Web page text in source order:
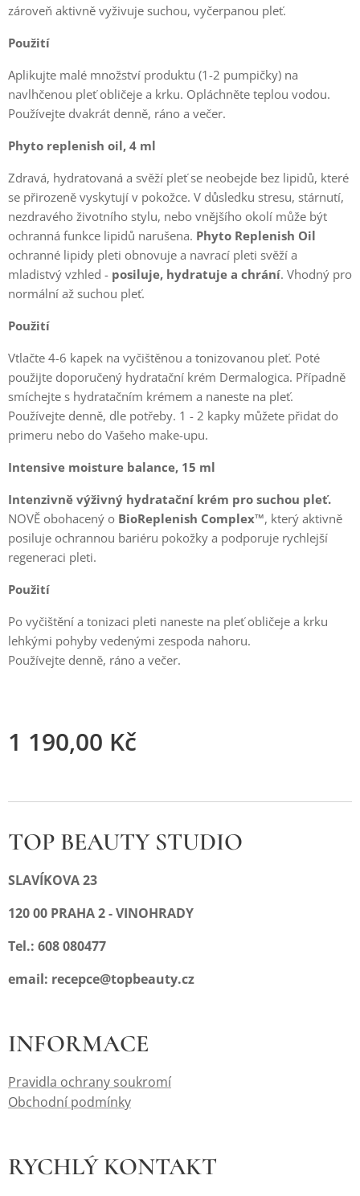
zároveň aktivně vyživuje suchou, vyčerpanou pleť.
Použití
Aplikujte malé množství produktu (1-2 pumpičky) na
navlhčenou pleť obličeje a krku. Opláchněte teplou vodou.
Používejte dvakrát denně, ráno a večer.
Phyto replenish oil, 4 ml
Zdravá, hydratovaná a svěží pleť se neobejde bez lipidů, které
se přirozeně vyskytují v pokožce. V důsledku stresu, stárnutí,
nezdravého životního stylu, nebo vnějšího okolí může být
ochranná funkce lipidů narušena. Phyto Replenish Oil
ochranné lipidy pleti obnovuje a navrací pleti svěží a
mladistvý vzhled - posiluje, hydratuje a chrání. Vhodný pro
normální až suchou pleť.
Použití
Vtlačte 4-6 kapek na vyčištěnou a tonizovanou pleť. Poté
použijte doporučený hydratační krém Dermalogica. Případně
smíchejte s hydratačním krémem a naneste na pleť.
Používejte denně, dle potřeby. 1 - 2 kapky můžete přidat do
primeru nebo do Vašeho make-upu.
Intensive moisture balance, 15 ml
Intenzivně výživný hydratační krém pro suchou pleť.
NOVĚ obohacený o BioReplenish Complex™, který aktivně
posiluje ochrannou bariéru pokožky a podporuje rychlejší
regeneraci pleti.
Použití
Po vyčištění a tonizaci pleti naneste na pleť obličeje a krku
lehkými pohyby vedenými zespoda nahoru.
Používejte denně, ráno a večer.
1 190,00 Kč
TOP BEAUTY STUDIO
SLAVÍKOVA 23
120 00 PRAHA 2 - VINOHRADY
Tel.: 608 080477
email: recepce@topbeauty.cz
INFORMACE
Pravidla ochrany soukromí
Obchodní podmínky
RYCHLÝ KONTAKT